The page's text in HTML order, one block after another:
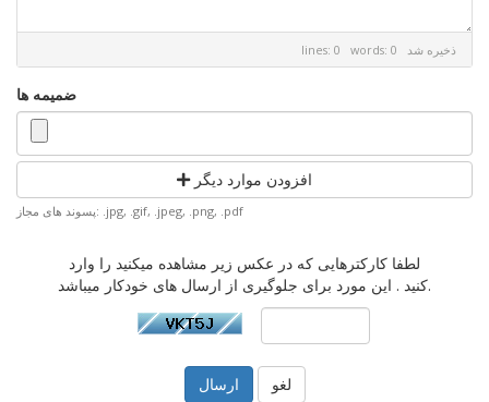
lines: 0 words: 0 ذخیره شد
ضمیمه ها
افزودن موارد دیگر
پسوند های مجاز: .jpg, .gif, .jpeg, .png, .pdf
لطفا کارکترهایی که در عکس زیر مشاهده میکنید را وارد
کنید . این مورد برای جلوگیری از ارسال های خودکار میباشد.
لغو